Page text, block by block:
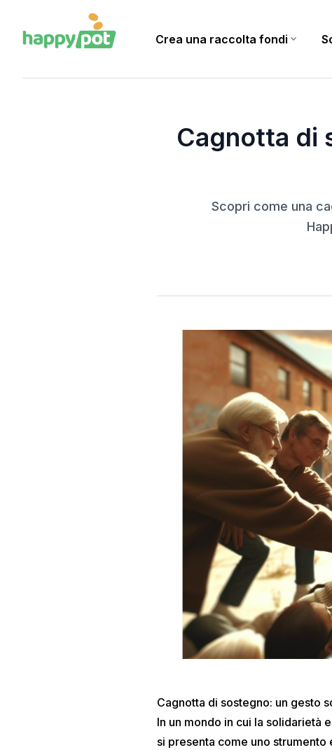
Crea una raccolta fondi expand_more
Cagnotta di
Scopri come una
Cagnotta di sostegno: un gesto
In un mondo in cui la solidarietà
si presenta come uno